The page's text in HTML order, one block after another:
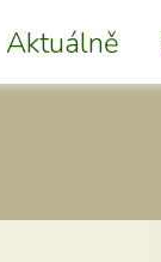
Aktuálně